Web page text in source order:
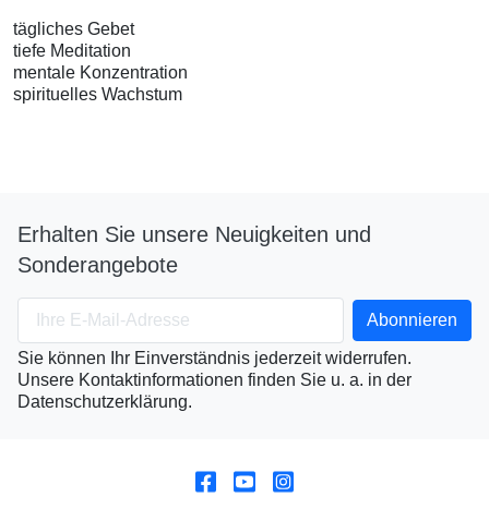
tägliches Gebet
tiefe Meditation
mentale Konzentration
spirituelles Wachstum
Erhalten Sie unsere Neuigkeiten und
Sonderangebote
Sie können Ihr Einverständnis jederzeit widerrufen.
Unsere Kontaktinformationen finden Sie u. a. in der
Datenschutzerklärung.